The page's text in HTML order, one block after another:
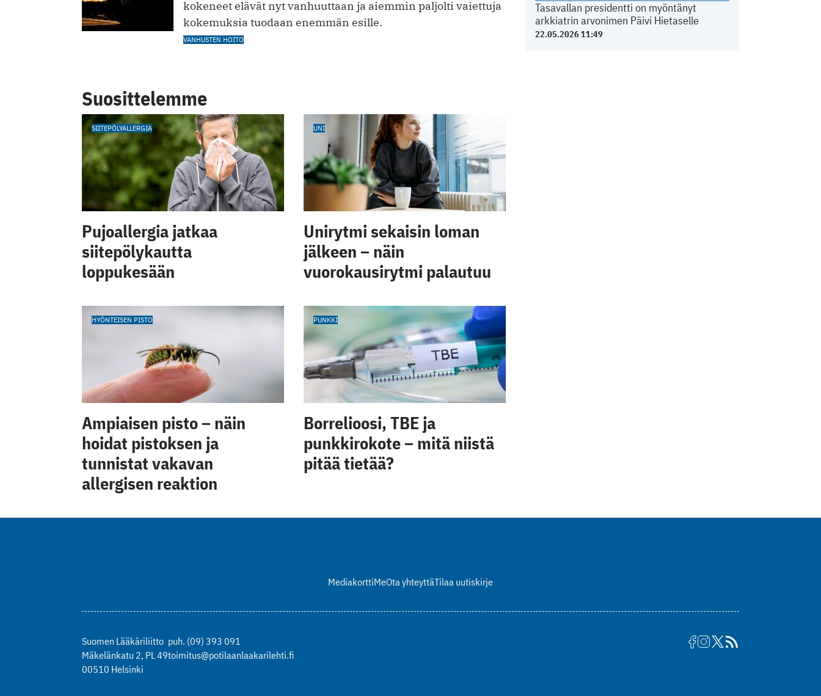
Tasavallan presidentti on myöntänyt
arkkiatrin arvonimen Päivi Hietaselle
22.05.2026 11:49
kokeneet elävät nyt vanhuuttaan ja aiemmin paljolti vaiettuja
kokemuksia tuodaan enemmän esille.
VANHUSTEN HOITO
Suosittelemme
SIITEPÖLYALLERGIA
Pujoallergia jatkaa
siitepölykautta
loppukesään
UNI
Unirytmi sekaisin loman
jälkeen – näin
vuorokausirytmi palautuu
HYÖNTEISEN PISTO
Ampiaisen pisto – näin
hoidat pistoksen ja
tunnistat vakavan
allergisen reaktion
PUNKKI
Borrelioosi, TBE ja
punkkirokote – mitä niistä
pitää tietää?
MediakorttiMeOta yhteyttäTilaa uutiskirje
Suomen Lääkäriliitto
Mäkelänkatu 2, PL 49
00510 Helsinki
puh. (09) 393 091
toimitus@potilaanlaakarilehti.fi